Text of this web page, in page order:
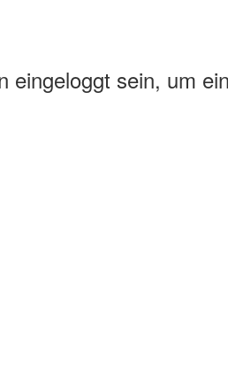
eingeloggt sein, um